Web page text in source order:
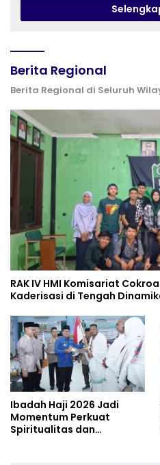
Berita Regional
Berita Regional di Seluruh
RAK IV HMI Komisariat
Kaderisasi di Tengah
Ibadah Haji 2026 Jadi
Momentum Perkuat
Spiritualitas dan